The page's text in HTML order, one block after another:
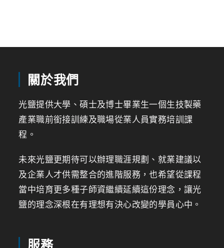
關於我們
光鹽提供大學、碩士及博士畢業生一個生技製藥
產業職前銜接訓練及職場從業人員實務培訓課
程。
未來光鹽更期待可以辦理職涯規劃、就業建議以
及企業人才供需整合的進階服務，也希望從課程
當中培育更多種子師資繼續延續這份理念，讓光
鹽的理念深根在有理想有決心改變的學員心中。
服務